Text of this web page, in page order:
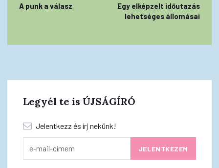
A punk a válasz
Egy elképzelt időutazás
lehetséges állomásai
Legyél te is ÚJSÁGÍRÓ
Jelentkezz és írj nekünk!